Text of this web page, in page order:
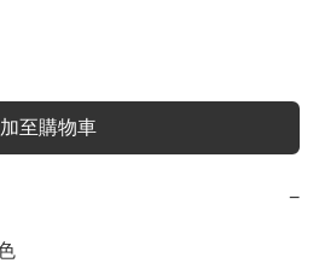
加至購物車
−